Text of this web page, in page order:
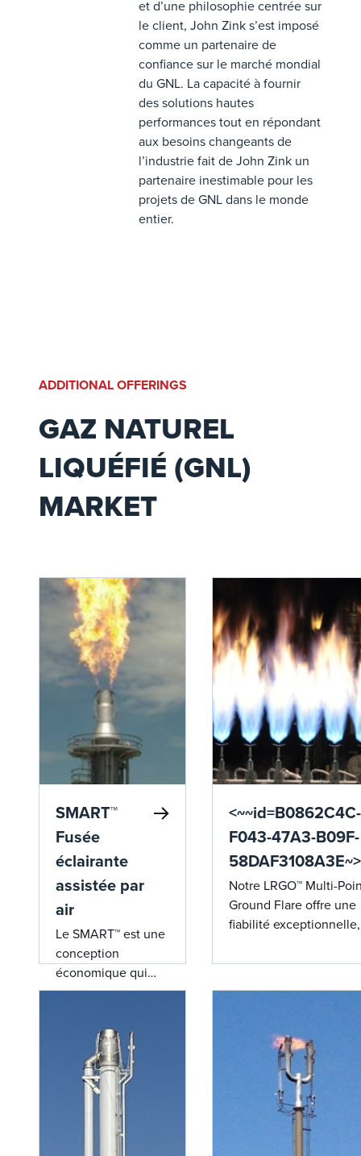
et d’une philosophie centrée sur
le client, John Zink s’est imposé
comme un partenaire de
confiance sur le marché mondial
du GNL. La capacité à fournir
des solutions hautes
performances tout en répondant
aux besoins changeants de
l’industrie fait de John Zink un
partenaire inestimable pour les
projets de GNL dans le monde
entier.
ADDITIONAL OFFERINGS
GAZ NATUREL
LIQUÉFIÉ (GNL)
MARKET
SMART™
Fusée
éclairante
assistée par
air
Le SMART™ est une
conception
économique qui
utilise un système
tube d’air similaire à
celui utilisé avec les
tubes de vapeur/air
dans les pointes de
torche assistées par
vapeur. Il est idéal
<~~id=B0862C4C-
F043-47A3-B09F-
58DAF3108A3E~>
Notre LRGO™ Multi-
Ground Flare offre une
fiabilité exceptionnelle,
prolongée, des
supérieur pour les
systèmes de torche
industriels.